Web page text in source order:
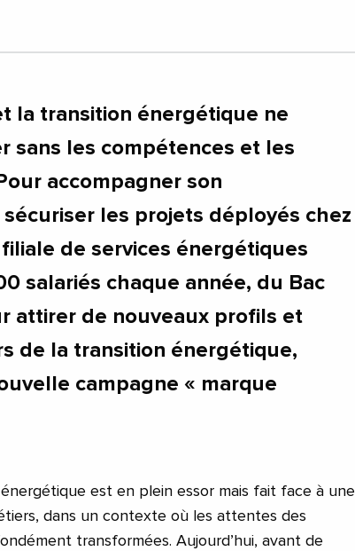
la transition énergétique ne
sans les compétences et les
accompagner son
les projets déployés chez
de services énergétiques
salariés chaque année, du Bac
attirer de nouveaux profils et
de la transition énergétique,
campagne « marque
est en plein essor mais fait face à une
dans un contexte où les attentes des
transformées. Aujourd’hui, avant de